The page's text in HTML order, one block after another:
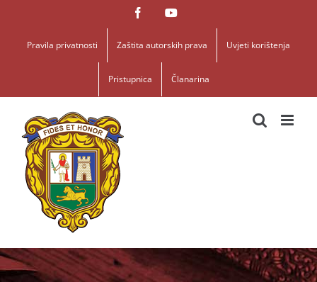
content
FacebookYouTube
Pravila privatnosti Zaštita autorskih prava Uvjeti korištenja
Pristupnica Članarina